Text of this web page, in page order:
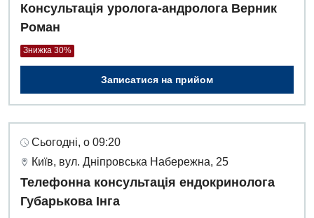
Консультація уролога-андролога Верник
Роман
Знижка 30%
Записатися на прийом
Сьогодні, о 09:20
Київ, вул. Дніпровська Набережна, 25
Телефонна консультація ендокринолога
Губарькова Інга